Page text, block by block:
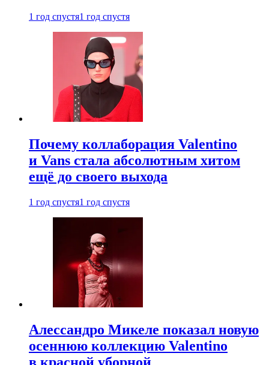
1 год спустя1 год спустя
Почему коллаборация Valentino
и Vans стала абсолютным хитом
ещё до своего выхода
1 год спустя1 год спустя
Алессандро Микеле показал новую
осеннюю коллекцию Valentino
в красной уборной